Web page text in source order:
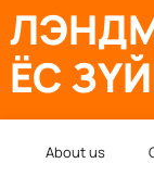
ЁС
About us